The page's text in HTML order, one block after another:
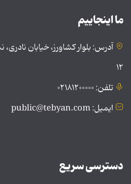
ما اینجاییم
آدرس: بلوار کشاورز، خیابان
۱۲
تلفن: ۰۲۱۸۱۲۰۰۰۰۰
ایمیل: public@tebyan.com
دسترسی سریع